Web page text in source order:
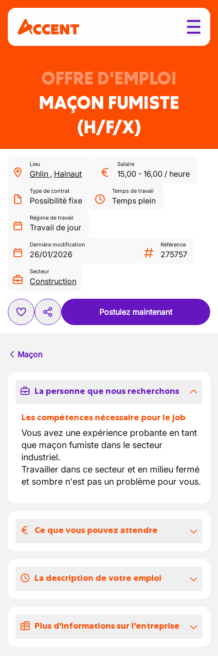
OFFRE D'EMPLOI
MAÇON FUMISTE
(H/F/X)
Lieu
Ghlin , Hainaut
Salaire
15,00 - 16,00 / heure
Type de contrat
Possibilité fixe
Temps de travail
Temps plein
Régime de travail
Travail de jour
Dernière modification
26/01/2026
Référence
275757
Secteur
Construction
Postulez maintenant
Maçon
La personne que nous recherchons
Les compétences nécessaire pour le job
Vous avez une expérience probante en tant
que maçon fumiste dans le secteur
industriel.
Travailler dans ce secteur et en milieu fermé
et sombre n'est pas un problème pour vous.
Ce que vous pouvez attendre
4 bonnes raisons de rejoindre Accent
La description de votre emploi
briques, l'entretien des cuves.
Plus d'informations sur l'entreprise